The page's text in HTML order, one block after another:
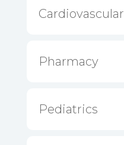
Cardiovascular
Pharmacy
Pediatrics